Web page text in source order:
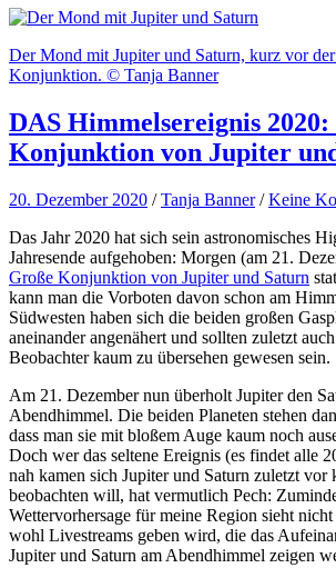
Der Mond mit Jupiter und Saturn, kurz vor
Konjunktion. © Tanja Banner
DAS Himmelsereignis
Konjunktion von Jupiter
20. Dezember 2020 /Tanja Banner /Keine
Das Jahr 2020 hat sich sein astronomisches
Jahresende aufgehoben: Morgen (am 21.
Große Konjunktion von Jupiter und Saturn
kann man die Vorboten davon schon am
Südwesten haben sich die beiden großen
aneinander angenähert und sollten zuletzt
Beobachter kaum zu übersehen gewesen sein.
Am 21. Dezember nun überholt Jupiter den
Abendhimmel. Die beiden Planeten stehen
dass man sie mit bloßem Auge kaum noch
Doch wer das seltene Ereignis (es findet alle
nah kamen sich Jupiter und Saturn zuletzt vor
beobachten will, hat vermutlich Pech:
Wettervorhersage für meine Region sieht nicht
wohl Livestreams geben wird, die das
Jupiter und Saturn am Abendhimmel zeigen